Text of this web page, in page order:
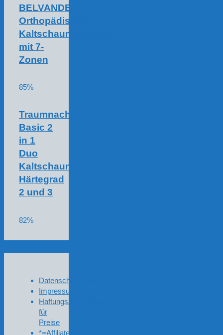
BELVANDEO-
Orthopädische
Kaltschaummatratze
mit 7-
Zonen
85%
Traumnacht
Basic 2
in 1
Duo
Kaltschaummatratze,
Härtegrad
2 und 3
82%
Datenschutzerklärung
Impressum
Haftungsausschluss
für
Preise
*=Affiliate-